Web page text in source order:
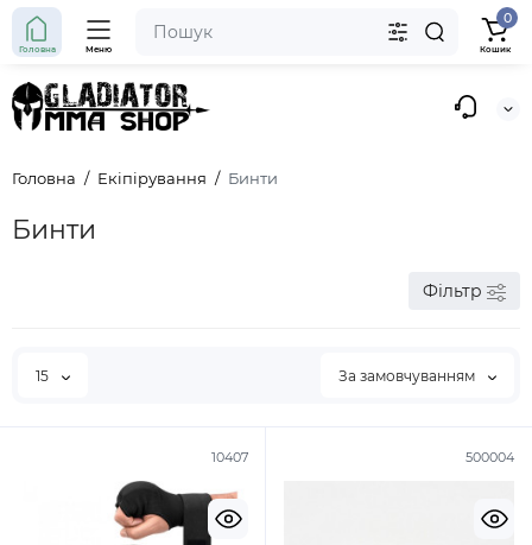
Головна Меню
0
Кошик
Головна Екіпірування Бинти
Бинти
Фільтр
15 За замовчуванням
10407 500004